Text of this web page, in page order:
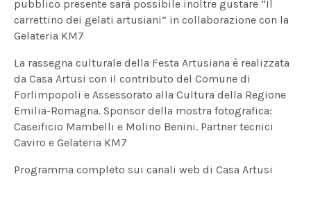
pubblico presente sarà possibile inoltre gustare “Il
carrettino dei gelati artusiani” in collaborazione con la
Gelateria KM7
La rassegna culturale della Festa Artusiana è realizzata
da Casa Artusi con il contributo del Comune di
Forlimpopoli e Assessorato alla Cultura della Regione
Emilia-Romagna. Sponsor della mostra fotografica:
Caseificio Mambelli e Molino Benini. Partner tecnici
Caviro e Gelateria KM7
Programma completo sui canali web di Casa Artusi